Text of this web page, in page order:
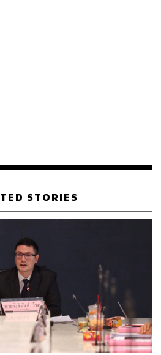
คร่วมรัฐบาลยังราบรื่นดี
พรหมเผ่า รัฐมนตรีช่วยว่าการ
รณ์ ลาการประชุมคณะรัฐมนตรีใน
ยเนื่องจากกระดูกหลังเคลื่อน จึง
พร้อมยืนยันด้วยว่า กรณี 20 สส.
ออกจากพรรคพลังประชารัฐ และ
รมนั้นไม่มีดีลทางการเมืองแต่
ทรวงเกษตรและสหกรณ์มีคณะ
รครอบครองที่ดินอยู่แล้ว หากจะ
เนินการไปตามกฎหมาย แต่หาก
STORIES